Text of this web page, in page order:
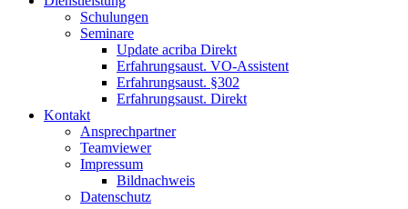
Schulungen
Seminare
Update acriba Direkt
Erfahrungsaust. VO-Assistent
Erfahrungsaust. §302
Erfahrungsaust. Direkt
Kontakt
Ansprechpartner
Teamviewer
Impressum
Bildnachweis
Datenschutz